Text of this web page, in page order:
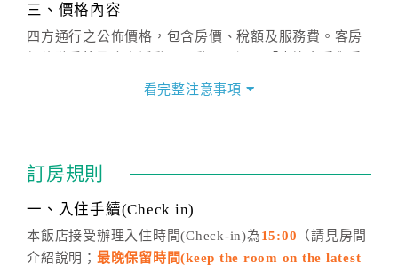
三、價格內容
四方通行之公佈價格，包含房價、稅額及服務費。客房
價」之當日價格為標準。
話方式異動訂單。
※非客服時間之申辦異動，皆為次日計算及辦理。
五、客服時間
週一至週日，上午9:00～晚上6:00
看完整注意事項
訂房規則
一、入住手續(Check in)
本飯店接受辦理入住時間(Check-in)為15:00 （請見房間
介紹說明； 最晚保留時間(keep the room on the latest